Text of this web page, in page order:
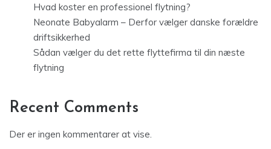
Hvad koster en professionel flytning?
Neonate Babyalarm – Derfor vælger danske forældre
driftsikkerhed
Sådan vælger du det rette flyttefirma til din næste
flytning
Recent Comments
Der er ingen kommentarer at vise.